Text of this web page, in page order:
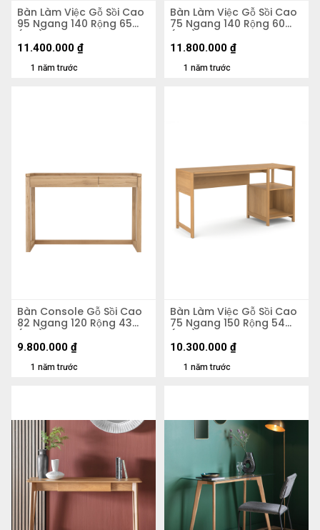
Bàn Làm Việc Gỗ Sồi Cao
95 Ngang 140 Rộng 65
(cm)
1 năm trước
11.400.000 ₫
Bàn Làm Việc Gỗ Sồi Cao
75 Ngang 140 Rộng 60
(cm)
1 năm trước
11.800.000 ₫
Bàn Console Gỗ Sồi Cao
82 Ngang 120 Rộng 43
(cm)
1 năm trước
9.800.000 ₫
Bàn Làm Việc Gỗ Sồi Cao
75 Ngang 150 Rộng 54
(cm)
1 năm trước
10.300.000 ₫